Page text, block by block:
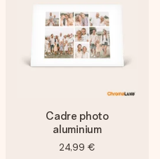
Cadre photo
aluminium
24,99 €